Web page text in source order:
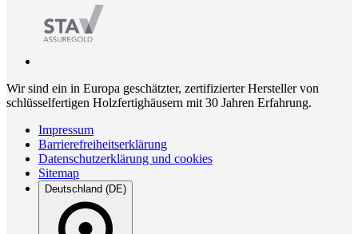
Wir sind ein in Europa geschätzter, zertifizierter Hersteller von
schlüsselfertigen Holzfertighäusern mit 30 Jahren Erfahrung.
Impressum
Barrierefreiheitserklärung
Datenschutzerklärung und cookies
Sitemap
Deutschland (DE)